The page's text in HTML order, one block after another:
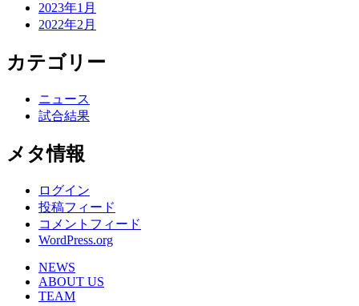
2023年1月
2022年2月
カテゴリー
ニュース
試合結果
メタ情報
ログイン
投稿フィード
コメントフィード
WordPress.org
NEWS
ABOUT US
TEAM